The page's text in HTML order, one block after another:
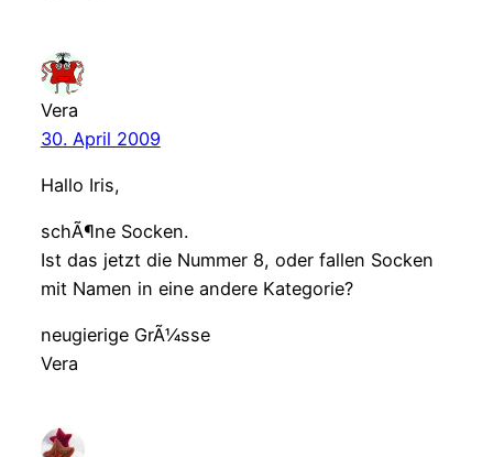
Vera
30. April 2009
Hallo Iris,
schÃ¶ne Socken.
Ist das jetzt die Nummer 8, oder fallen Socken
mit Namen in eine andere Kategorie?
neugierige GrÃ¼sse
Vera